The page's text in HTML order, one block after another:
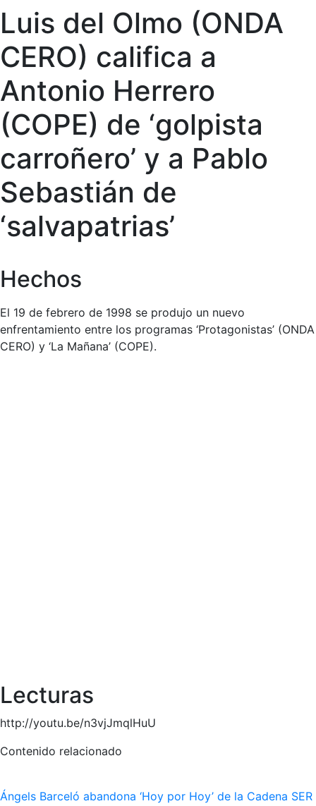
Luis del Olmo (ONDA
CERO) califica a
Antonio Herrero
(COPE) de ‘golpista
carroñero’ y a Pablo
Sebastián de
‘salvapatrias’
Hechos
El 19 de febrero de 1998 se produjo un nuevo
enfrentamiento entre los programas ‘Protagonistas’ (ONDA
CERO) y ‘La Mañana’ (COPE).
Lecturas
http://youtu.be/n3vjJmqlHuU
Contenido relacionado
Ángels Barceló abandona ‘Hoy por Hoy’ de la Cadena SER